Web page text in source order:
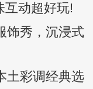
互动超好玩!
秀，沉浸式
彩调经典选